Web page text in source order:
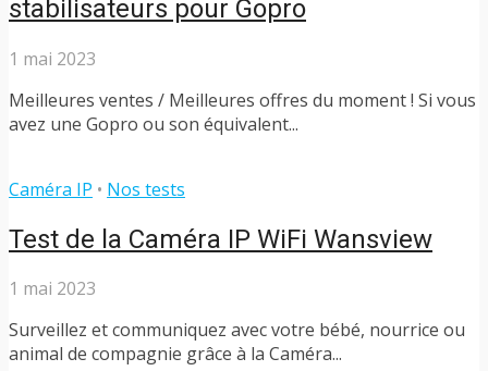
stabilisateurs pour Gopro
1 mai 2023
Meilleures ventes / Meilleures offres du moment ! Si vous
avez une Gopro ou son équivalent...
Caméra IP • Nos tests
Test de la Caméra IP WiFi Wansview
1 mai 2023
Surveillez et communiquez avec votre bébé, nourrice ou
animal de compagnie grâce à la Caméra...